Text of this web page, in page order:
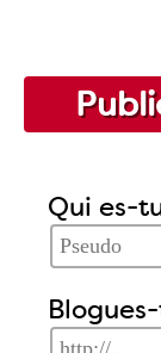
Qui es-